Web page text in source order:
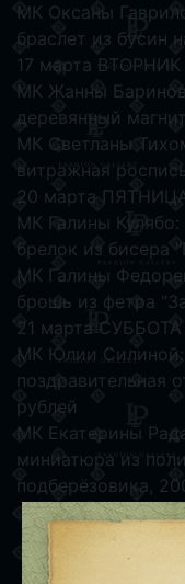
МК Оксаны
браслет из бусин
17 марта ВТОРНИК
МК Жанны
деревянный
МК Светланы
витражная
20 марта
МК Галины Кулябо:
брелок из бисера
МК Галины
брошь из фетра
21 марта СУББОТА
МК Юлии Силиной:
поздравительная
рублей
МК Екатерины
миниатюра из
подберёзовика,